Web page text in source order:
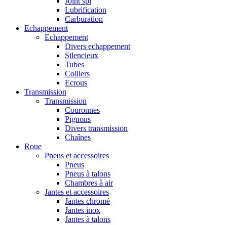
Lubrification
Carburation
Echappement
Echappement
Divers echappement
Silencieux
Tubes
Colliers
Ecrous
Transmission
Transmission
Couronnes
Pignons
Divers transmission
Chaînes
Roue
Pneus et accessoires
Pneus
Pneus à talons
Chambres à air
Jantes et accessoires
Jantes chromé
Jantes inox
Jantes à talons